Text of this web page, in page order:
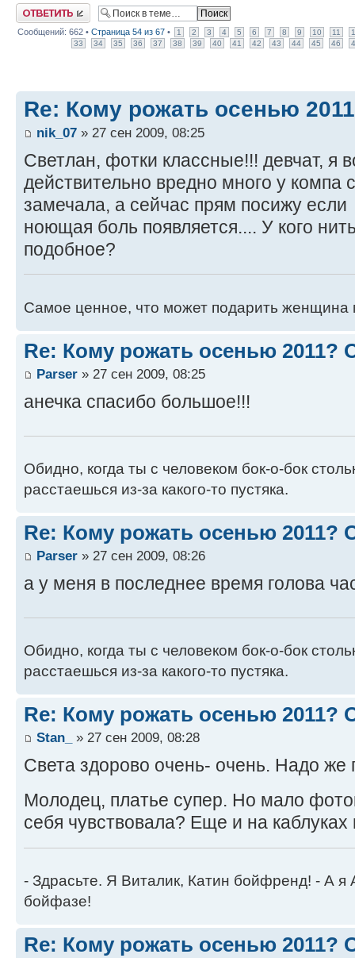
Ответить
Сообщений: 662 • Страница 54 из 67 • 1 2 3 4 5 6 7 8 9 10 11
33
34 35 36 37 38 39 40 41 42 43 44 45 46
Re: Кому рожать осенью
nik_07 » 27 сен 2009, 08:25
Светлан, фотки классные!!! девчат, я
действительно вредно много у компа
замечала, а сейчас прям посижу
ноющая боль появляется.... У кого
подобное?
Самое ценное, что может подарить женщина
Re: Кому рожать осенью 2011?
Parser » 27 сен 2009, 08:25
анечка спасибо большое!!!
Обидно, когда ты с человеком бок-о-бок
расстаешься из-за какого-то пустяка.
Re: Кому рожать осенью 2011?
Parser » 27 сен 2009, 08:26
а у меня в последнее время голова
Обидно, когда ты с человеком бок-о-бок
расстаешься из-за какого-то пустяка.
Re: Кому рожать осенью 2011?
Stan_ » 27 сен 2009, 08:28
Света здорово очень- очень. Надо же
Молодец, платье супер. Но мало
себя чувствовала? Еще и на каблуках
- Здрасьте. Я Виталик, Катин бойфренд! - А я
бойфазе!
Re: Кому рожать осенью 2011?